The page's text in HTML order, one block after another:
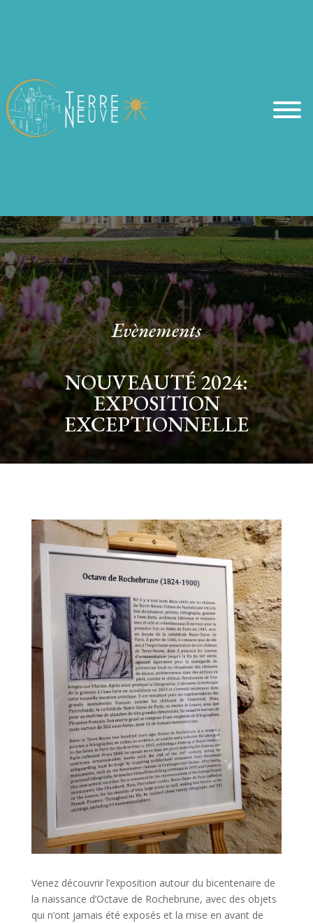
Evènements
NOUVEAUTÉ 2024:
EXPOSITION
EXCEPTIONNELLE
Venez découvrir l’exposition autour du bicentenaire de
la naissance d’Octave de Rochebrune, avec des objets
qui n’ont jamais été exposés et la mise en avant de